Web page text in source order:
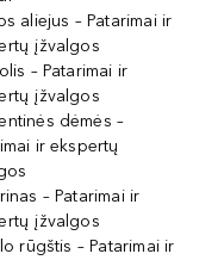
aliejus – Patarimai ir
įžvalgos
– Patarimai ir
įžvalgos
dėmės –
ir ekspertų
– Patarimai ir
įžvalgos
rūgštis – Patarimai ir